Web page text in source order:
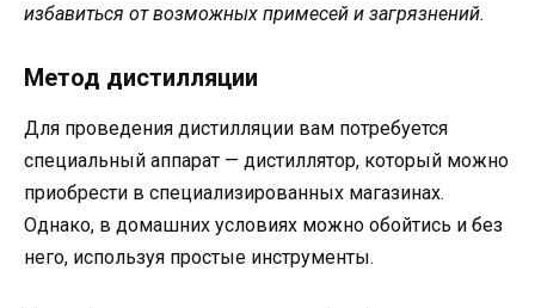
избавиться от возможных примесей и загрязнений.
Метод дистилляции
Для проведения дистилляции вам потребуется
специальный аппарат — дистиллятор, который можно
приобрести в специализированных магазинах.
Однако, в домашних условиях можно обойтись и без
него, используя простые инструменты.